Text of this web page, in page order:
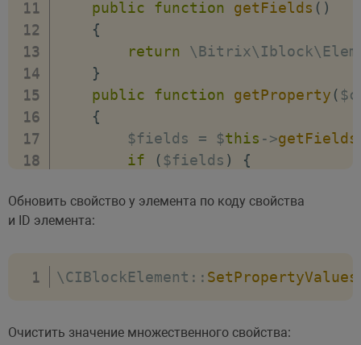
public function getFields ( )
{
return
}
public
function getProperty (
{
        $fields
= $this ->getFields
if
( $fields )
{
            $element
= $iblock
            $property
return
$property
Обновить свойство у элемента по коду свойства
и ID элемента:
\CIBlockElement : :
Очистить значение множественного свойства: